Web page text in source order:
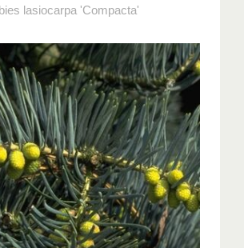
lasiocarpa 'Compacta'